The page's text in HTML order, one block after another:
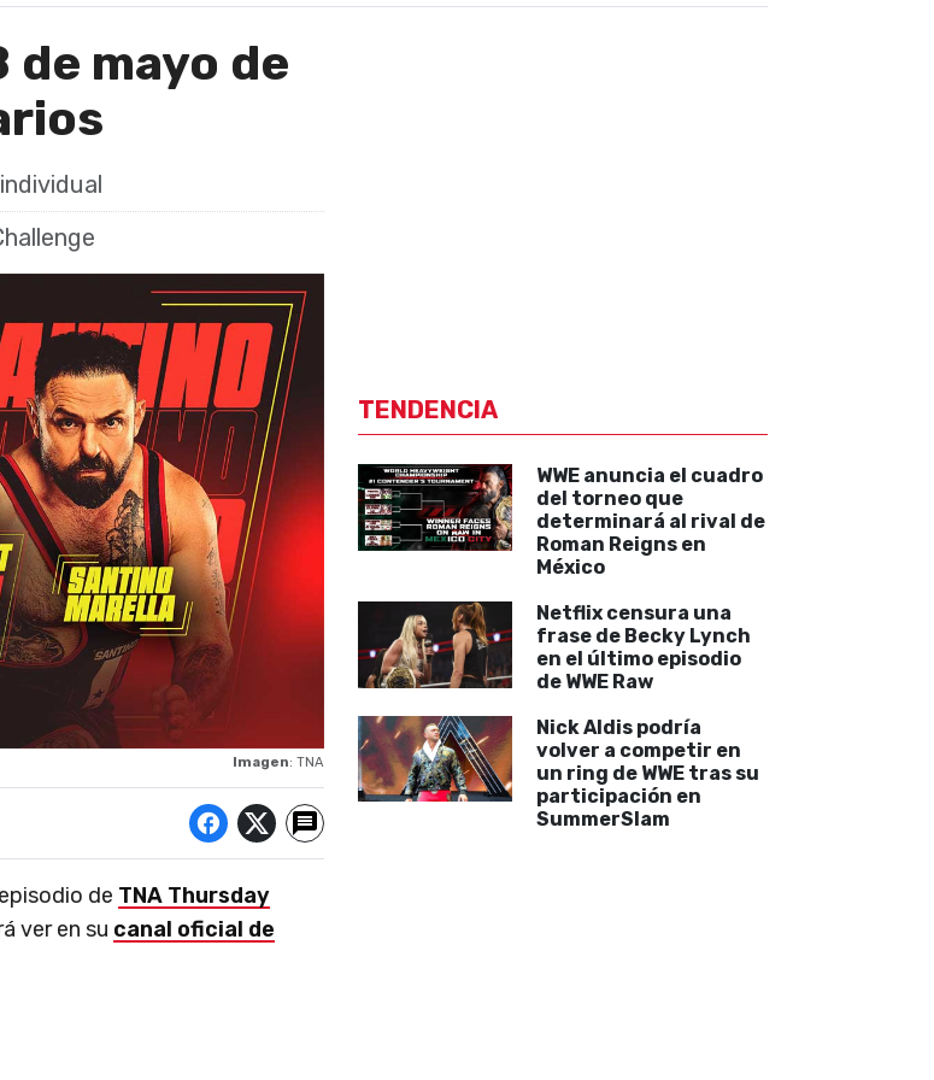
de mayo de
Imagen: TNA
de TNA Thursday
ver en su canal oficial de
TENDENCIA
WWE anuncia el cuadro
del torneo que
determinará al rival de
Roman Reigns en
México
Netflix censura una
frase de Becky Lynch
en el último episodio
de WWE Raw
Nick Aldis podría
volver a competir en
un ring de WWE tras su
participación en
SummerSlam